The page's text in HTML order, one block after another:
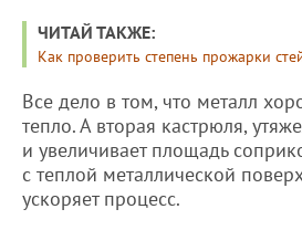
ЧИТАЙ ТАКЖЕ:
Как проверить степень прожарки
Все дело в том, что металл
тепло. А вторая кастрюля,
и увеличивает площадь
с теплой металлической
ускоряет процесс.